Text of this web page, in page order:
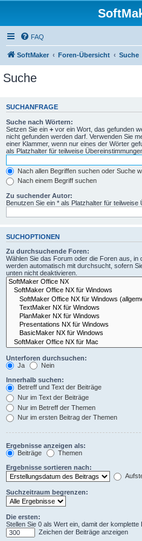
FAQ
SoftMaker Foren-Übersicht Suche
Suche
SUCHANFRAGE
Suche nach Wörtern:
Setzen Sie ein + vor ein Wort, das gefunden
nicht gefunden werden darf. Verwenden Sie
einer Klammer, wenn nur eines der Wörter
als Platzhalter für teilweise
Nach allen Begriffen suchen oder Suche
Nach einem Begriff suchen
Zu suchender Autor:
Benutzen Sie ein * als Platzhalter für teilweise
SUCHOPTIONEN
Zu durchsuchende Foren:
Wählen Sie das Forum oder die Foren aus,
werden automatisch mit durchsucht, sofern
unten nicht deaktivieren.
Unterforen durchsuchen:
Ja
Nein
Innerhalb suchen:
Betreff und Text der Beiträge
Nur im Text der Beiträge
Nur im Betreff der Themen
Nur im ersten Beitrag der Themen
Ergebnisse anzeigen als:
Beiträge
Themen
Ergebnisse sortieren nach:
Suchzeitraum begrenzen:
Die ersten:
Stellen Sie 0 als Wert ein, damit der komplette
Zeichen der Beiträge anzeigen